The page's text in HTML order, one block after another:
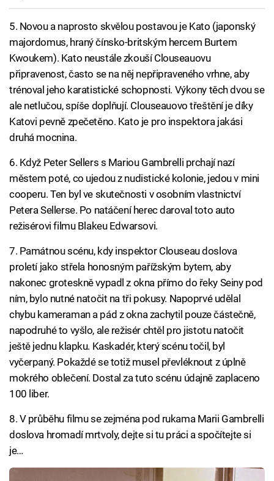
5. Novou a naprosto skvělou postavou je Kato (japonský
majordomus, hraný čínsko-britským hercem Burtem
Kwoukem). Kato neustále zkouší Clouseauovu
připravenost, často se na něj nepřipraveného vrhne, aby
trénoval jeho karatistické schopnosti. Výkony těch dvou se
ale netlučou, spíše doplňují. Clouseauovo třeštění je díky
Katovi pevně zpečetěno. Kato je pro inspektora jakási
druhá mocnina.
6. Když Peter Sellers s Mariou Gambrelli prchají nazí
městem poté, co ujedou z nudistické kolonie, jedou v mini
cooperu. Ten byl ve skutečnosti v osobním vlastnictví
Petera Sellerse. Po natáčení herec daroval toto auto
režisérovi filmu Blakeu Edwarsovi.
7. Památnou scénu, kdy inspektor Clouseau doslova
proletí jako střela honosným pařížským bytem, aby
nakonec groteskně vypadl z okna přímo do řeky Seiny pod
ním, bylo nutné natočit na tři pokusy. Napoprvé udělal
chybu kameraman a pád z okna zachytil pouze částečně,
napodruhé to vyšlo, ale režisér chtěl pro jistotu natočit
ještě jednu klapku. Kaskadér, který scénu točil, byl
vyčerpaný. Pokaždé se totiž musel převléknout z úplně
mokrého oblečení. Dostal za tuto scénu údajně zaplaceno
100 liber.
8. V průběhu filmu se zejména pod rukama Marii Gambrelli
doslova hromadí mrtvoly, dejte si tu práci a spočítejte si
je…